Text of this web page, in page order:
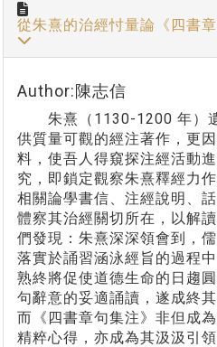
從朱熹的治經忖量論《四書
Author:陳志信
朱熹（1130-1200 年）遺
供質量可觀的經注著作，更
料，使吾人得窺探注經活動
究，即鎖定觀察朱熹釋經力
相關論學書信、注經說明、
體察其治經關切所在，以解
們發現：朱熹深深領會到，
落實於誦習涵泳經旨的過程
熟終將促使道德生命的日趨
句辭意的妥適誦讀，遂成終
而《四書章句集注》非但成
精粹心得，亦成為其汲汲引